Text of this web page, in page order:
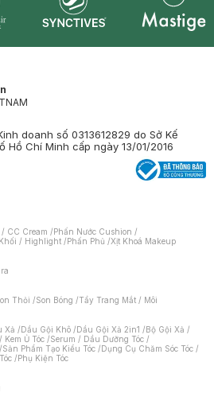
doanh số 0313612829 do Sở Kế
Chí Minh cấp ngày 13/01/2016
/ CC Cream /Phấn Nước Cushion /
/ Highlight /Phấn Phủ /Xịt Khoá Makeup
Thỏi /Son Bóng /Tẩy Trang Mắt / Môi
Xả /Dầu Gội Khô /Dầu Gội Xả 2in1 /Bộ Gội Xả /
Kem Ủ Tóc /Serum / Dầu Dưỡng Tóc /
/Sản Phẩm Tạo Kiểu Tóc /Dụng Cụ Chăm Sóc Tóc /
/Phụ Kiện Tóc